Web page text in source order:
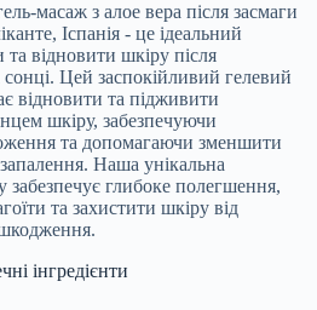
масаж з алое вера після засмаги
Іспанія - це ідеальний
та відновити шкіру після
Цей заспокійливий гелевий
відновити та підживити
шкіру, забезпечуючи
та допомагаючи зменшити
Наша унікальна
глибоке полегшення,
та захистити шкіру від
інгредієнти